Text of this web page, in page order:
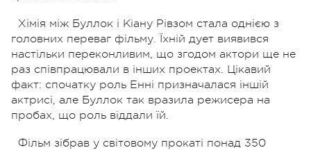
Хімія між Буллок і Кіану Рівзом стала однією з
головних переваг фільму. Їхній дует виявився
настільки переконливим, що згодом актори ще не
раз співпрацювали в інших проектах. Цікавий
факт: спочатку роль Енні призначалася іншій
актрисі, але Буллок так вразила режисера на
пробах, що роль віддали їй.
Фільм зібрав у світовому прокаті понад 350